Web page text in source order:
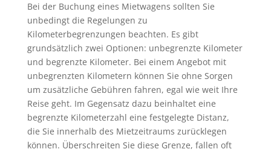
Bei der Buchung eines Mietwagens sollten Sie
unbedingt die Regelungen zu
Kilometerbegrenzungen beachten. Es gibt
grundsätzlich zwei Optionen: unbegrenzte Kilometer
und begrenzte Kilometer. Bei einem Angebot mit
unbegrenzten Kilometern können Sie ohne Sorgen
um zusätzliche Gebühren fahren, egal wie weit Ihre
Reise geht. Im Gegensatz dazu beinhaltet eine
begrenzte Kilometerzahl eine festgelegte Distanz,
die Sie innerhalb des Mietzeitraums zurücklegen
können. Überschreiten Sie diese Grenze, fallen oft